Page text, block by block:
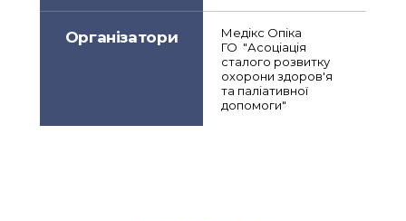
Організатори
Медікс Опіка
ГО  "Асоціація
сталого розвитку
охорони здоров'я
та паліативної
допомоги"